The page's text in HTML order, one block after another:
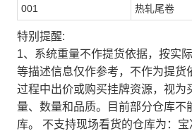
001 热轧尾卷
特别提醒:
1、系统重量不作提货依据，按实
等描述信息仅作参考，不作为提
过程中出价或购买挂牌资源，视
量、数量和品质。目前部分仓库
库。 不支持现场看货的仓库为：